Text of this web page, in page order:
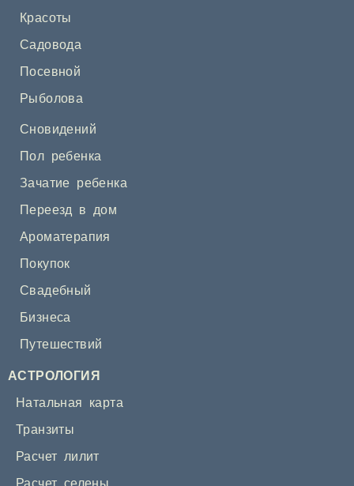
Красоты
Садовода
Посевной
Рыболова
Сновидений
Пол ребенка
Зачатие ребенка
Переезд в дом
Ароматерапия
Покупок
Свадебный
Бизнеса
Путешествий
АСТРОЛОГИЯ
Натальная карта
Транзиты
Расчет лилит